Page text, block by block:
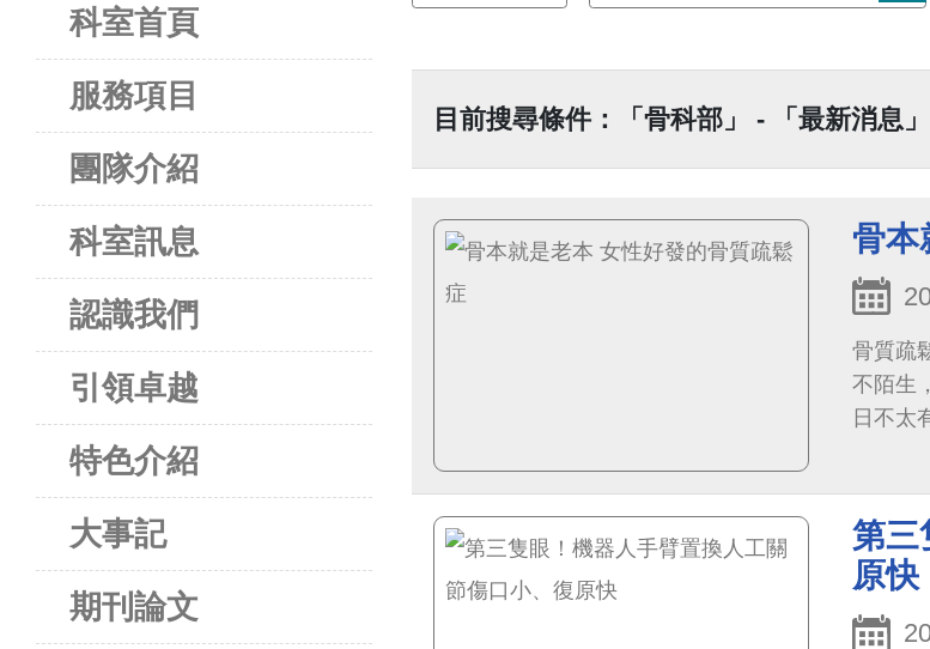
科室首頁
服務項目
團隊介紹
科室訊息
認識我們
引領卓越
特色介紹
大事記
期刊論文
目前搜尋條件：「骨科部」 - 「最新消息
骨本
骨質疏
不陌生
日不太
第三
原快